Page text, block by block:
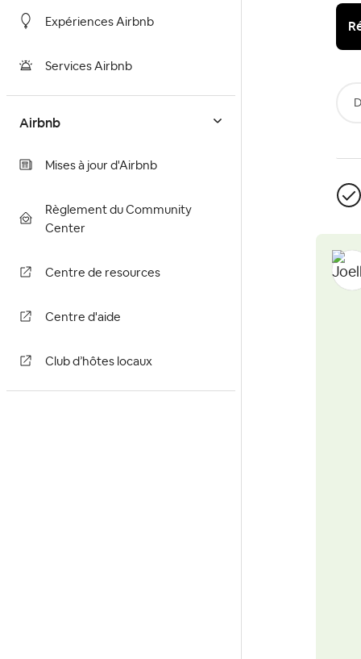
Expériences Airbnb
Services Airbnb
Airbnb
Mises à jour d'Airbnb
Règlement du Community
Center
Centre de resources
Centre d'aide
Club d’hôtes locaux